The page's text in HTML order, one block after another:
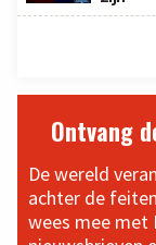
Ontvang
De wereld
achter de
wees mee met